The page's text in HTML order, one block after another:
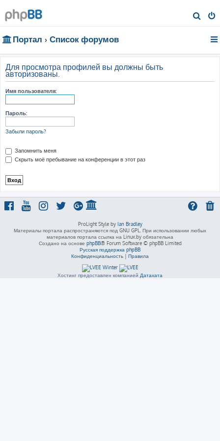
о
Портал Список форумов
Для просмотра профилей вы должны быть
авторизованы.
Имя пользователя:
Пароль:
Забыли пароль?
Запомнить меня
Скрыть моё пребывание на конференции в этот раз
ProLight Style by Ian Bradley
Материалы портала распространяются под GNU GPL. При использовании любых
материалов портала ссылка на Linux.by обязательна
Создано на основе phpBB® Forum Software © phpBB Limited
Русская поддержка phpBB
Конфиденциальность | Правила
Хостинг предоставлен компанией Датахата